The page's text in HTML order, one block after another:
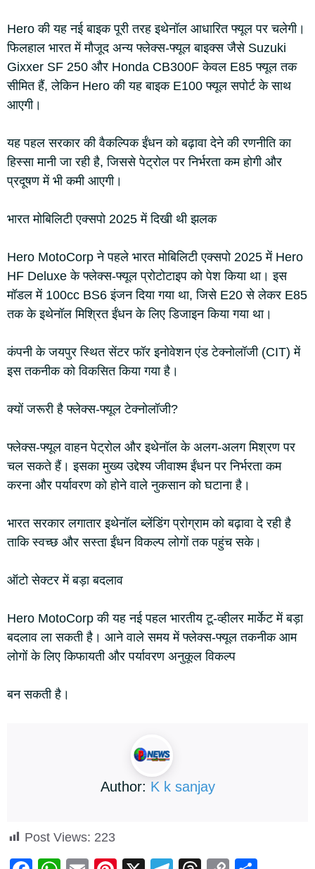
Hero की यह नई बाइक पूरी तरह इथेनॉल आधारित फ्यूल पर चलेगी।
फिलहाल भारत में मौजूद अन्य फ्लेक्स-फ्यूल बाइक्स जैसे Suzuki
Gixxer SF 250 और Honda CB300F केवल E85 फ्यूल तक
सीमित हैं, लेकिन Hero की यह बाइक E100 फ्यूल सपोर्ट के साथ
आएगी।
यह पहल सरकार की वैकल्पिक ईंधन को बढ़ावा देने की रणनीति का
हिस्सा मानी जा रही है, जिससे पेट्रोल पर निर्भरता कम होगी और
प्रदूषण में भी कमी आएगी।
भारत मोबिलिटी एक्सपो 2025 में दिखी थी झलक
Hero MotoCorp ने पहले भारत मोबिलिटी एक्सपो 2025 में Hero
HF Deluxe के फ्लेक्स-फ्यूल प्रोटोटाइप को पेश किया था। इस
मॉडल में 100cc BS6 इंजन दिया गया था, जिसे E20 से लेकर E85
तक के इथेनॉल मिश्रित ईंधन के लिए डिजाइन किया गया था।
कंपनी के जयपुर स्थित सेंटर फॉर इनोवेशन एंड टेक्नोलॉजी (CIT) में
इस तकनीक को विकसित किया गया है।
क्यों जरूरी है फ्लेक्स-फ्यूल टेक्नोलॉजी?
फ्लेक्स-फ्यूल वाहन पेट्रोल और इथेनॉल के अलग-अलग मिश्रण पर
चल सकते हैं। इसका मुख्य उद्देश्य जीवाश्म ईंधन पर निर्भरता कम
करना और पर्यावरण को होने वाले नुकसान को घटाना है।
भारत सरकार लगातार इथेनॉल ब्लेंडिंग प्रोग्राम को बढ़ावा दे रही है
ताकि स्वच्छ और सस्ता ईंधन विकल्प लोगों तक पहुंच सके।
ऑटो सेक्टर में बड़ा बदलाव
Hero MotoCorp की यह नई पहल भारतीय टू-व्हीलर मार्केट में बड़ा
बदलाव ला सकती है। आने वाले समय में फ्लेक्स-फ्यूल तकनीक आम
लोगों के लिए किफायती और पर्यावरण अनुकूल विकल्प
बन सकती है।
Author: K k sanjay
Post Views: 223